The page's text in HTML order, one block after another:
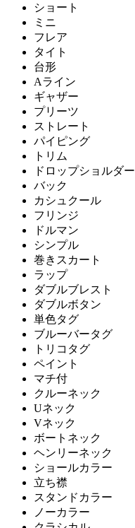
ショート
ミニ
フレア
タイト
台形
Aライン
ギャザー
プリーツ
ストレート
パイピング
トリム
ドロップショルダー
バック
カシュクール
フリンジ
ドルマン
シンプル
巻きスカート
ラップ
ダブルブレスト
ダブルボタン
単色タグ
ブルーバータグ
トリコタグ
ペイント
マチ付
クルーネック
Uネック
Vネック
ボートネック
ヘンリーネック
ショールカラー
立ち襟
スタンドカラー
ノーカラー